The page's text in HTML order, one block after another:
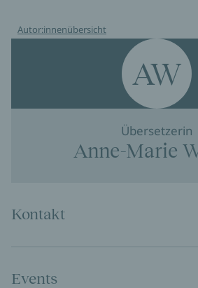
Autor:innenübersicht
AW
Übersetzerin
Anne-Marie
Kontakt
Events